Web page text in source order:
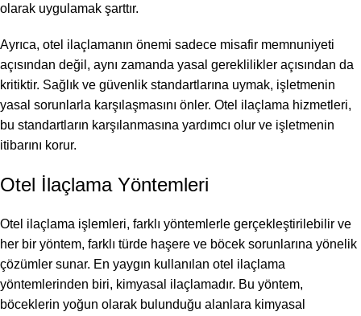
olarak uygulamak şarttır.
Ayrıca, otel ilaçlamanın önemi sadece misafir memnuniyeti
açısından değil, aynı zamanda yasal gereklilikler açısından da
kritiktir. Sağlık ve güvenlik standartlarına uymak, işletmenin
yasal sorunlarla karşılaşmasını önler. Otel ilaçlama hizmetleri,
bu standartların karşılanmasına yardımcı olur ve işletmenin
itibarını korur.
Otel İlaçlama Yöntemleri
Otel ilaçlama işlemleri, farklı yöntemlerle gerçekleştirilebilir ve
her bir yöntem, farklı türde haşere ve böcek sorunlarına yönelik
çözümler sunar. En yaygın kullanılan otel ilaçlama
yöntemlerinden biri, kimyasal ilaçlamadır. Bu yöntem,
böceklerin yoğun olarak bulunduğu alanlara kimyasal